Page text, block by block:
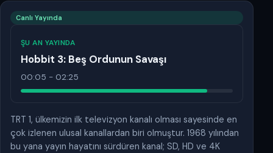
Canlı Yayında
ŞU AN YAYINDA
Hobbit 3: Beş Ordunun Savaşı
00:05 - 02:25
TRT 1, ülkemizin ilk televizyon kanalı olması sayesinde en
çok izlenen ulusal kanallardan biri olmuştur. 1968 yılından
bu yana yayın hayatını sürdüren kanal; SD, HD ve 4K